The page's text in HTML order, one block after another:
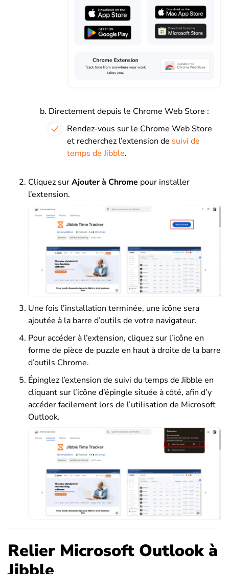
Directement depuis le Chrome Web Store :
Rendez-vous sur le Chrome Web Store
et recherchez l’extension de suivi de
temps de Jibble.
Cliquez surAjouter à Chrome pour installer
l’extension.
Une fois l’installation terminée, une icône sera
ajoutée à la barre d’outils de votre navigateur.
Pour accéder à l’extension, cliquez sur l’icône en
forme de pièce de puzzle en haut à droite de la barre
d’outils Chrome.
Épinglez l’extension de suivi du temps de Jibble en
cliquant sur l’icône d’épingle située à côté, afin d’y
accéder facilement lors de l’utilisation de Microsoft
Outlook.
Relier Microsoft Outlook à